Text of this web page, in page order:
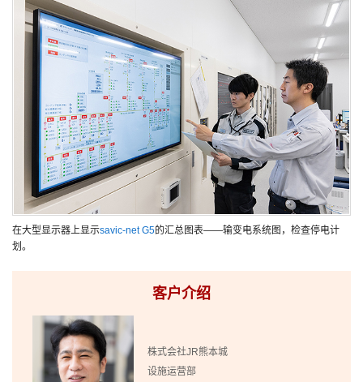
在大型显示器上显示savic-net G5的汇总图表——输变电系统图，检查停电计
划。
客户介绍
株式会社JR熊本城
设施运营部